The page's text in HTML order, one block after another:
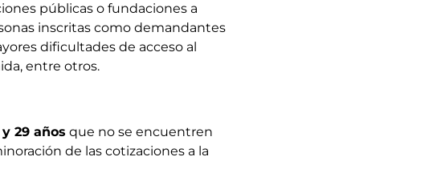
públicas o fundaciones a
inscritas como demandantes
dificultades de acceso al
entre otros.
29 años que no se encuentren
de las cotizaciones a la